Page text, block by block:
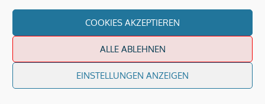
COOKIES AKZEPTIEREN
ALLE ABLEHNEN
EINSTELLUNGEN ANZEIGEN